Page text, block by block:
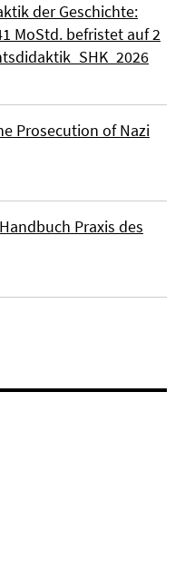
der Geschichte:
MoStd. befristet auf 2
Prosecution of Nazi
Praxis des